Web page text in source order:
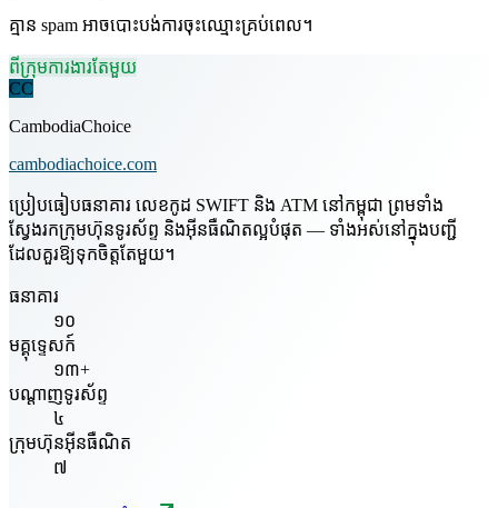
គ្មាន spam អាចបោះបង់ការចុះឈ្មោះគ្រប់ពេល។
ពីក្រុមការងារតែមួយ
CC
CambodiaChoice
cambodiachoice.com
ប្រៀបធៀបធនាគារ លេខកូដ SWIFT និង ATM នៅកម្ពុជា ព្រមទាំង
ស្វែងរកក្រុមហ៊ុនទូរស័ព្ទ និងអ៊ីនធឺណិតល្អបំផុត — ទាំងអស់នៅក្នុងបញ្ជី
ដែលគួរឱ្យទុកចិត្តតែមួយ។
ធនាគារ
១០
មគ្គុទ្ទេសក៍
១៣+
បណ្តាញទូរស័ព្ទ
៤
ក្រុមហ៊ុនអ៊ីនធឺណិត
៧